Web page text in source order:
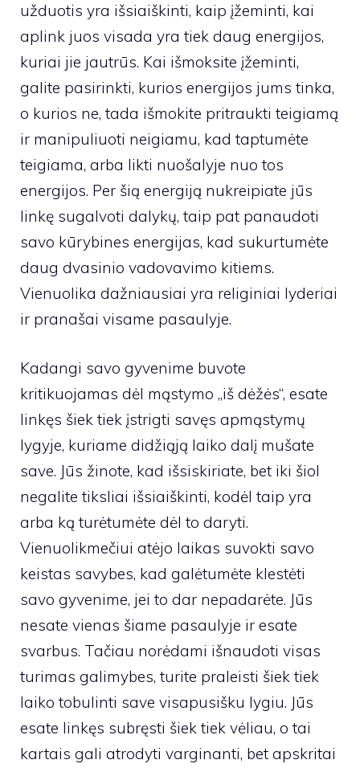
užduotis yra išsiaiškinti, kaip įžeminti, kai
aplink juos visada yra tiek daug energijos,
kuriai jie jautrūs. Kai išmoksite įžeminti,
galite pasirinkti, kurios energijos jums tinka,
o kurios ne, tada išmokite pritraukti teigiamą
ir manipuliuoti neigiamu, kad taptumėte
teigiama, arba likti nuošalyje nuo tos
energijos. Per šią energiją nukreipiate jūs
linkę sugalvoti dalykų, taip pat panaudoti
savo kūrybines energijas, kad sukurtumėte
daug dvasinio vadovavimo kitiems.
Vienuolika dažniausiai yra religiniai lyderiai
ir pranašai visame pasaulyje.
Kadangi savo gyvenime buvote
kritikuojamas dėl mąstymo „iš dėžės“, esate
linkęs šiek tiek įstrigti savęs apmąstymų
lygyje, kuriame didžiąją laiko dalį mušate
save. Jūs žinote, kad išsiskiriate, bet iki šiol
negalite tiksliai išsiaiškinti, kodėl taip yra
arba ką turėtumėte dėl to daryti.
Vienuolikmečiui atėjo laikas suvokti savo
keistas savybes, kad galėtumėte klestėti
savo gyvenime, jei to dar nepadarėte. Jūs
nesate vienas šiame pasaulyje ir esate
svarbus. Tačiau norėdami išnaudoti visas
turimas galimybes, turite praleisti šiek tiek
laiko tobulinti save visapusišku lygiu. Jūs
esate linkęs subręsti šiek tiek vėliau, o tai
kartais gali atrodyti varginanti, bet apskritai